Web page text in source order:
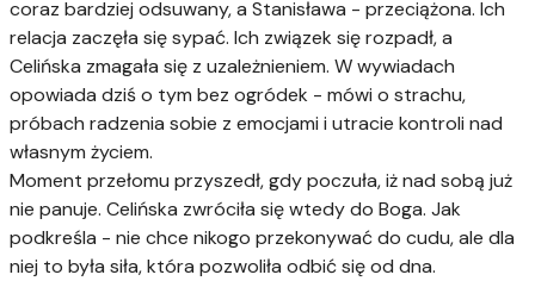
coraz bardziej odsuwany, a Stanisława - przeciążona. Ich
relacja zaczęła się sypać. Ich związek się rozpadł, a
Celińska zmagała się z uzależnieniem. W wywiadach
opowiada dziś o tym bez ogródek - mówi o strachu,
próbach radzenia sobie z emocjami i utracie kontroli nad
własnym życiem.
Moment przełomu przyszedł, gdy poczuła, iż nad sobą już
nie panuje. Celińska zwróciła się wtedy do Boga. Jak
podkreśla - nie chce nikogo przekonywać do cudu, ale dla
niej to była siła, która pozwoliła odbić się od dna.